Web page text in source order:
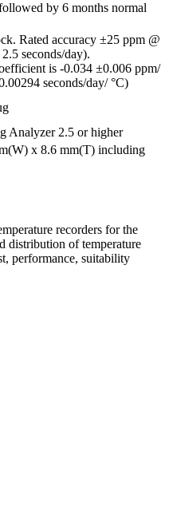
by 6 months normal
Rated accuracy ±25 ppm @
seconds/day).
is -0.034 ±0.006 ppm/
seconds/day/ °C)
Analyzer 2.5 or higher
x 8.6 mm(T) including
recorders for the
distribution of temperature
performance, suitability